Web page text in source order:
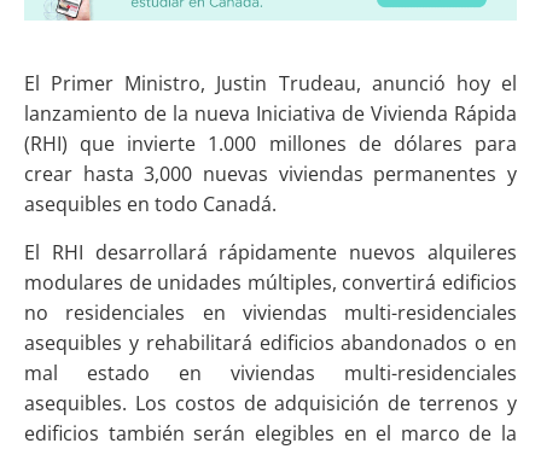
El Primer Ministro, Justin Trudeau, anunció hoy el
lanzamiento de la nueva Iniciativa de Vivienda Rápida
(RHI) que invierte 1.000 millones de dólares para
crear hasta 3,000 nuevas viviendas permanentes y
asequibles en todo Canadá.
El RHI desarrollará rápidamente nuevos alquileres
modulares de unidades múltiples, convertirá edificios
no residenciales en viviendas multi-residenciales
asequibles y rehabilitará edificios abandonados o en
mal estado en viviendas multi-residenciales
asequibles. Los costos de adquisición de terrenos y
edificios también serán elegibles en el marco de la